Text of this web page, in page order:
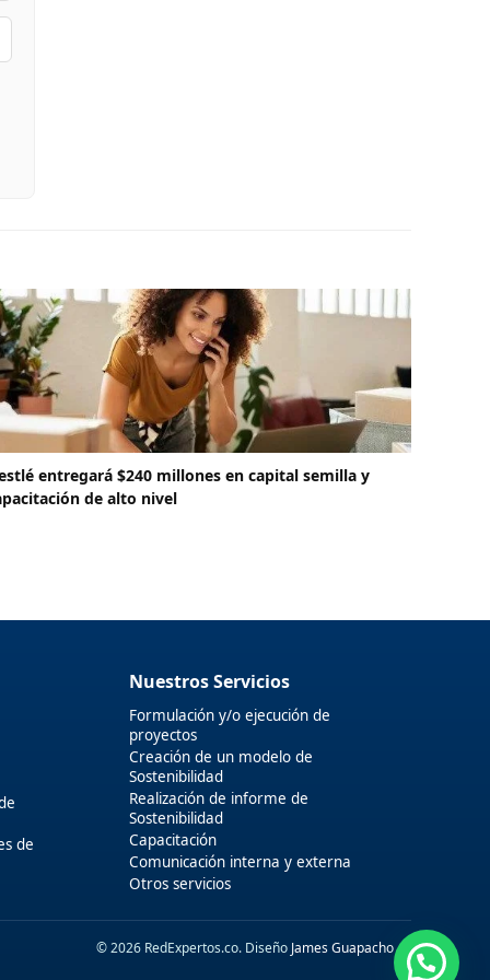
entregará $240 millones en capital semilla y
de alto nivel
de
Nuestros Servicios
Formulación y/o ejecución de
proyectos
Creación de un modelo de
Sostenibilidad
Realización de informe de
Sostenibilidad
Capacitación
Comunicación interna y externa
Otros servicios
© 2026 RedExpertos.co. Diseño James Guapacho